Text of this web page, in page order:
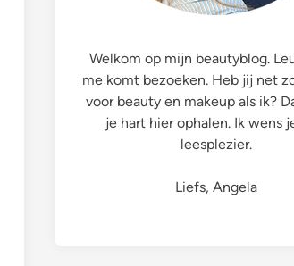
Welkom op mijn beautyblog.
me komt bezoeken. Heb jij net
voor beauty en makeup als ik?
je hart hier ophalen. Ik wens
leesplezier.
Liefs, Angela